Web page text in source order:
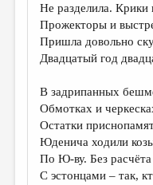
Не разделила. Крики
Прожекторы и
Пришла довольно
Двадцатый год
В задрипанных
Обмотках и
Остатки
Юденича ходили
По Ю-ву. Без расчёта
С эстонцами – так,